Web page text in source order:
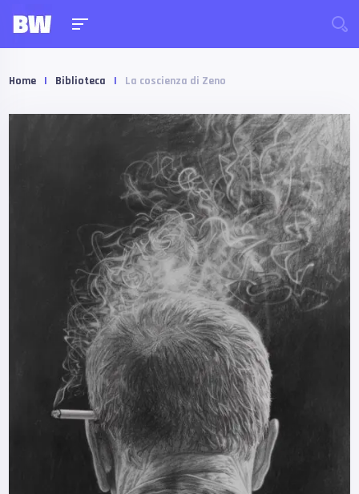
Home | Biblioteca | La coscienza di Zeno